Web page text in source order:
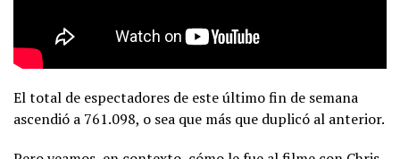
El total de espectadores de este último fin de semana
ascendió a 761.098, o sea que más que duplicó al anterior.